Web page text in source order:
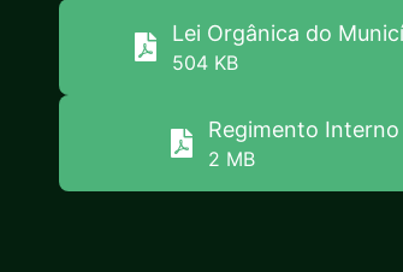
Lei Orgânica do
504 KB
Regimento Interno
2 MB